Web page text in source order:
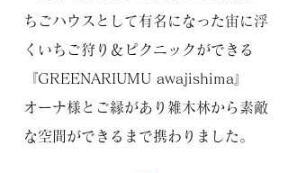
ちごハウスとして有名になった宙に浮
くいちご狩り＆ピクニックができる
『GREENARIUMU awajishima』
オーナ様とご縁があり雑木林から素敵
な空間ができるまで携わりました。